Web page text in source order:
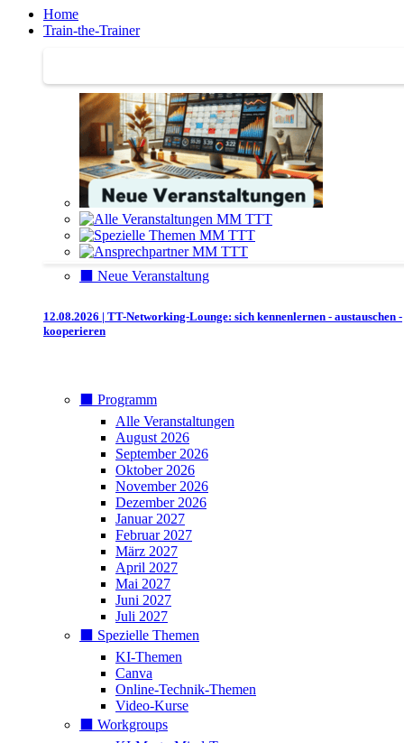
Home
Train-the-Trainer
⬛️ Neue Veranstaltung
12.08.2026 | TT-Networking-Lounge: sich kennenlernen - austauschen -
kooperieren
⬛️ Programm
Alle Veranstaltungen
August 2026
September 2026
Oktober 2026
November 2026
Dezember 2026
Januar 2027
Februar 2027
März 2027
April 2027
Mai 2027
Juni 2027
Juli 2027
⬛️ Spezielle Themen
KI-Themen
Canva
Online-Technik-Themen
Video-Kurse
⬛️ Workgroups